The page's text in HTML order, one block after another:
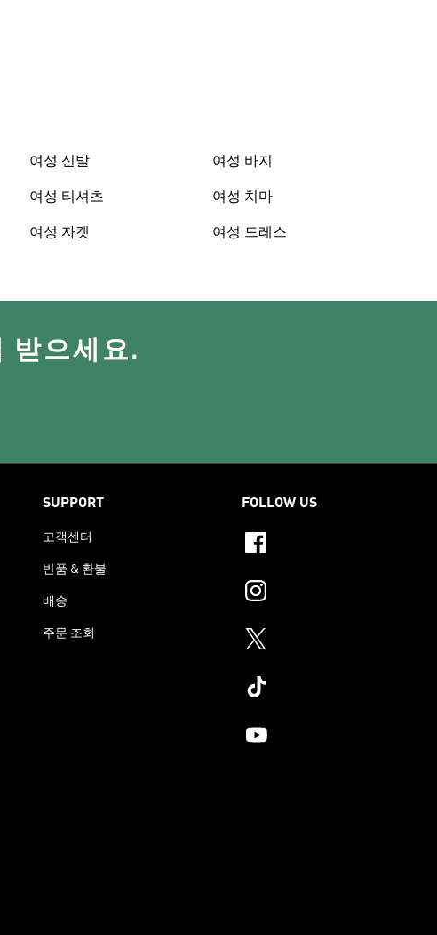
여성 신발
여성 티셔츠
여성 자켓
여성 바지
여성 치마
여성 드레스
받으세요.
SUPPORT
고객센터
반품 & 환불
배송
주문 조회
FOLLOW US